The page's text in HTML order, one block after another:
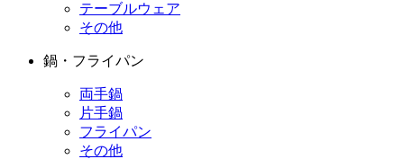
テーブルウェア
その他
鍋・フライパン
両手鍋
片手鍋
フライパン
その他